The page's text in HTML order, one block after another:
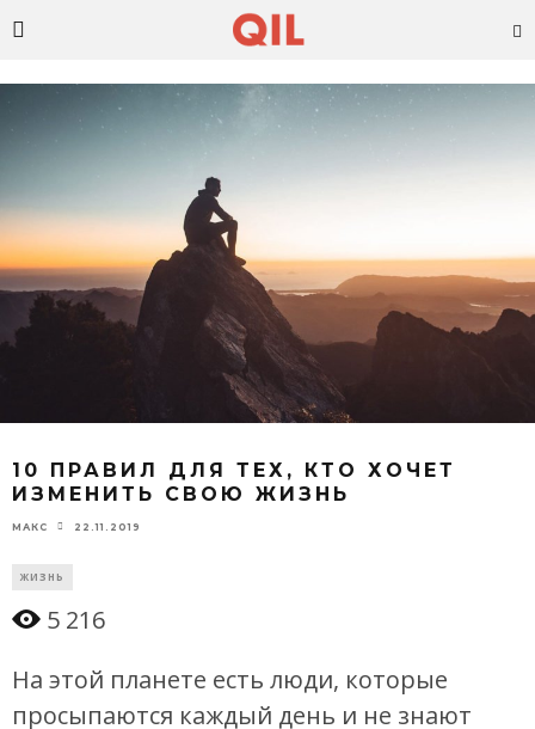
10 ПРАВИЛ ДЛЯ ТЕХ, КТО ХОЧЕТ
ИЗМЕНИТЬ СВОЮ ЖИЗНЬ
МАКС 22.11.2019
ЖИЗНЬ
5 216
На этой планете есть люди, которые
просыпаются каждый день и не знают